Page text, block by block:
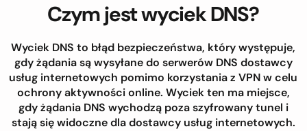
Czym jest wyciek DNS?
Wyciek DNS to błąd bezpieczeństwa, który występuje,
gdy żądania są wysyłane do serwerów DNS dostawcy
usług internetowych pomimo korzystania z VPN w celu
ochrony aktywności online. Wyciek ten ma miejsce,
gdy żądania DNS wychodzą poza szyfrowany tunel i
stają się widoczne dla dostawcy usług internetowych.